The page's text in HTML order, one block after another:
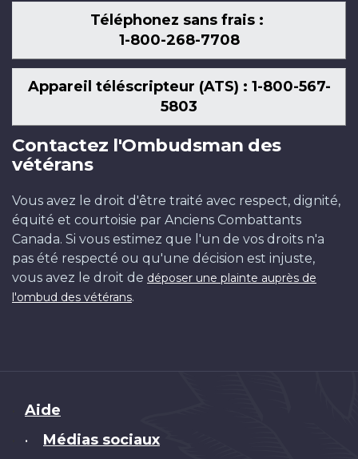
Téléphonez sans frais :
1-800-268-7708
Appareil téléscripteur (ATS) : 1-800-567-
5803
Contactez l'Ombudsman des
vétérans
Vous avez le droit d'être traité avec respect, dignité,
équité et courtoisie par Anciens Combattants
Canada. Si vous estimez que l'un de vos droits n'a
pas été respecté ou qu'une décision est injuste,
vous avez le droit de déposer une plainte auprès de
l'ombud des vétérans.
Brand
Aide
• Médias sociaux